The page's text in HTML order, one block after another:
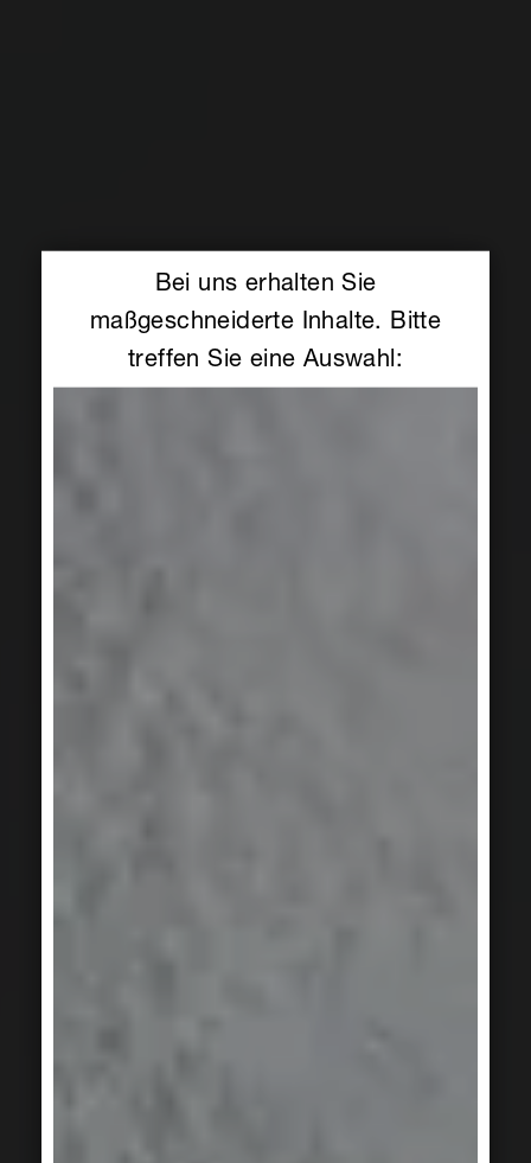
Bei uns erhalten Sie
maßgeschneiderte Inhalte. Bitte
treffen Sie eine Auswahl: